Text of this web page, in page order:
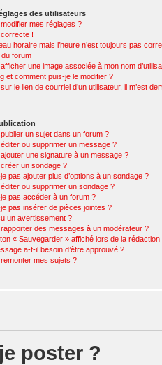
des utilisateurs
mes réglages ?
correcte !
horaire mais l’heure n’est toujours pas
du forum
une image associée à mon nom
et comment puis-je le modifier ?
le lien de courriel d’un utilisateur, il m’est
un sujet dans un forum ?
ou supprimer un message ?
une signature à un message ?
un sondage ?
pas ajouter plus d’options à un sondage ?
ou supprimer un sondage ?
pas accéder à un forum ?
pas insérer de pièces jointes ?
un avertissement ?
des messages à un modérateur ?
« Sauvegarder » affiché lors de la rédaction
a-t-il besoin d’être approuvé ?
mes sujets ?
poster ?